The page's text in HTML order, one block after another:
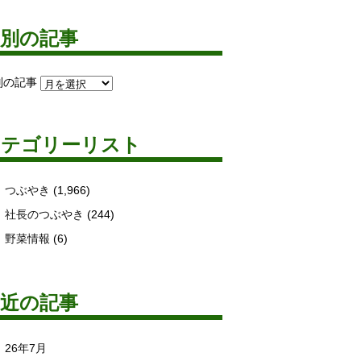
の記事
の記事
ゴリーリスト
つぶやき (1,966)
社長のつぶやき (244)
野菜情報 (6)
の記事
26年7月